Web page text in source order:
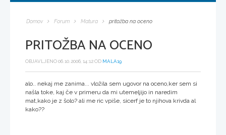
Domov Forum Matura pritožba na oceno
PRITOŽBA NA OCENO
OBJAVLJENO 06.10.2006, 14:12 OD MALA19
alo.. nekaj me zanima... vložila sem ugovor na oceno,ker sem si
našla toke, kaj če v primeru da mi utemeljijo in naredim
mat,kako je z šolo? ali me ric vpiše, sicerf je to njihova krivda al
kako??